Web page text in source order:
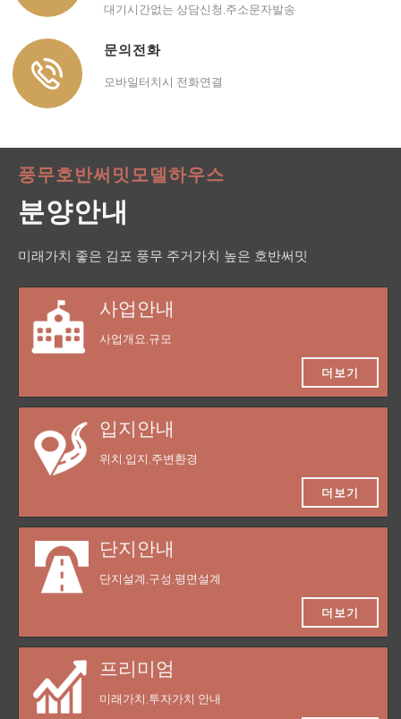
대기시간없는 상담신청,주소문자발송
문의전화
모바일터치시 전화연결
풍무호반써밋모델하우스
분양안내
미래가치 좋은 김포 풍무 주거가치 높은 호반써밋
사업안내
사업개요,규모
더보기
입지안내
위치,입지,주변환경
더보기
단지안내
단지설계,구성,평면설계
더보기
프리미엄
미래가치,투자가치 안내